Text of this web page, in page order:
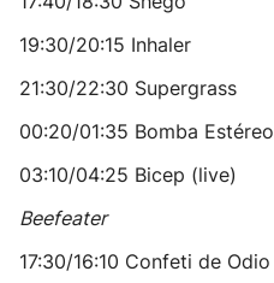
19:30/20:15 Inhaler
21:30/22:30 Supergrass
00:20/01:35 Bomba Estéreo
03:10/04:25 Bicep (live)
Beefeater
17:30/16:10 Confeti de Odio